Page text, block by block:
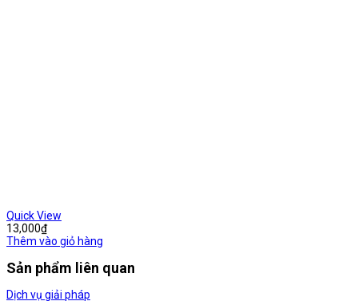
Quick View
13,000₫
Thêm vào giỏ hàng
Sản phẩm liên quan
Dịch vụ giải pháp